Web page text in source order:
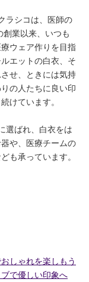
ラシコは、医師の
業以来、いつも
ウェア作りを目指
エットの白衣、そ
せ、ときには気持
の人たちに良い印
けています。
選ばれ、白衣をは
や、医療チームの
も承っています。
しゃれを楽しもう
で優しい印象へ